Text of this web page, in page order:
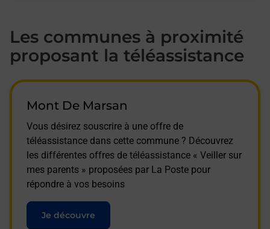
Les communes à proximité
proposant la téléassistance
Mont De Marsan
Vous désirez souscrire à une offre de
téléassistance dans cette commune ? Découvrez
les différentes offres de téléassistance « Veiller sur
mes parents » proposées par La Poste pour
répondre à vos besoins
Je découvre